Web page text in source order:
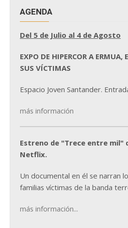
AGENDA
Del 5 de Julio al 4 de Agosto
EXPO DE HIPERCOR A ERMUA,
SUS VÍCTIMAS
Espacio Joven Santander.
más información
Estreno de "Trece entre mil"
Netflix.
Un documental en él se narran
familias víctimas de la banda
más información...